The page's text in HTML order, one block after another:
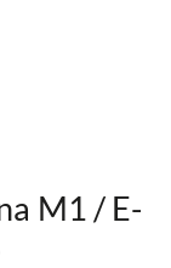
M1 / E-